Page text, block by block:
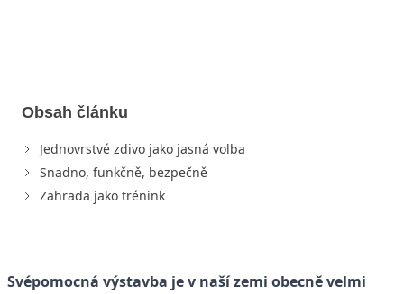
Obsah článku
Jednovrstvé zdivo jako jasná volba
Snadno, funkčně, bezpečně
Zahrada jako trénink
Svépomocná výstavba je v naší zemi obecně velmi